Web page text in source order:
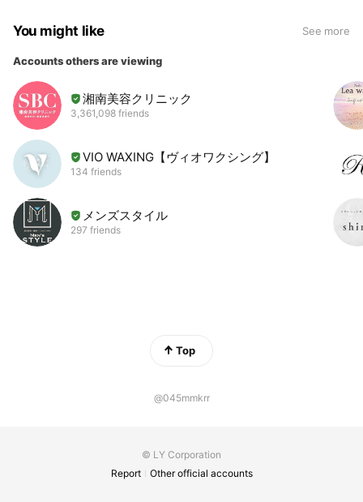
You might like See more
Accounts others are viewing
湘南美容クリニック
3,361,098 friends
VIO WAXING【ヴィオワクシング】
134 friends
メンズスタイル
297 friends
Top
@045mmkrr
© LY Corporation
Report
Other official accounts